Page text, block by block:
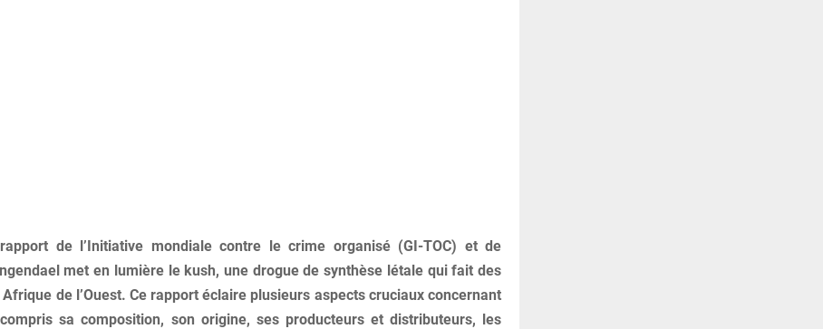
de l’Initiative mondiale contre le crime organisé (GI-TOC) et de
met en lumière le kush, une drogue de synthèse létale qui fait des
de l’Ouest. Ce rapport éclaire plusieurs aspects cruciaux concernant
sa composition, son origine, ses producteurs et distributeurs, les